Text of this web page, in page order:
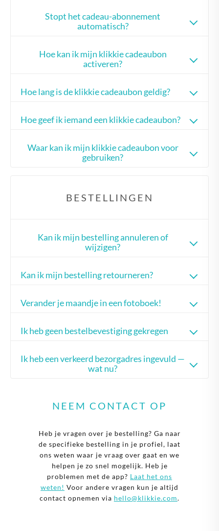
Stopt het cadeau-abonnement
automatisch?
Hoe kan ik mijn klikkie cadeaubon
activeren?
Hoe lang is de klikkie cadeaubon geldig?
Hoe geef ik iemand een klikkie cadeaubon?
Waar kan ik mijn klikkie cadeaubon voor
gebruiken?
BESTELLINGEN
Kan ik mijn bestelling annuleren of
wijzigen?
Kan ik mijn bestelling retourneren?
Verander je maandje in een fotoboek!
Ik heb geen bestelbevestiging gekregen
Ik heb een verkeerd bezorgadres ingevuld —
wat nu?
NEEM CONTACT OP
Heb je vragen over je bestelling? Ga naar
de specifieke bestelling in je profiel, laat
ons weten waar je vraag over gaat en we
helpen je zo snel mogelijk. Heb je
problemen met de app? Laat het ons
weten! Voor andere vragen kun je altijd
contact opnemen via hello@klikkie.com.